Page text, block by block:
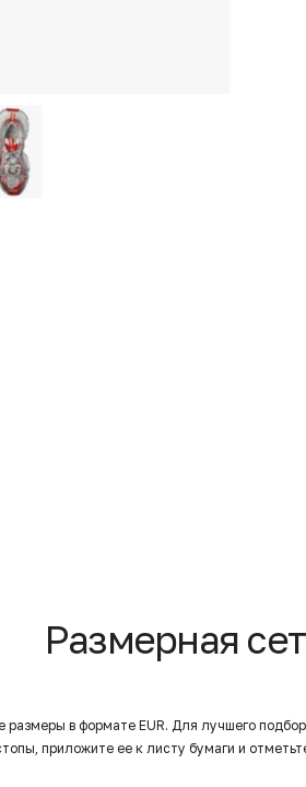
Размерная
размеры в формате EUR. Для лучшего
приложите ее к листу бумаги и